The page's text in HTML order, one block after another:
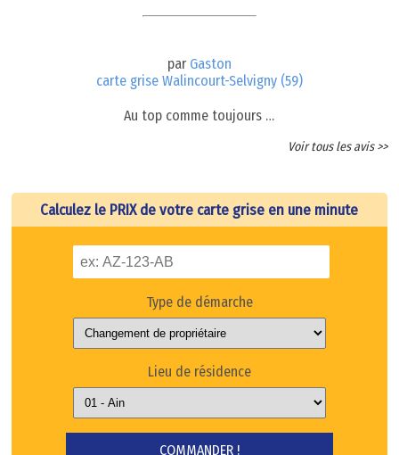
par Gaston
carte grise Walincourt-Selvigny (59)
Au top comme toujours …
Voir tous les avis >>
Calculez le PRIX de votre carte grise en une minute
Type de démarche
Lieu de résidence